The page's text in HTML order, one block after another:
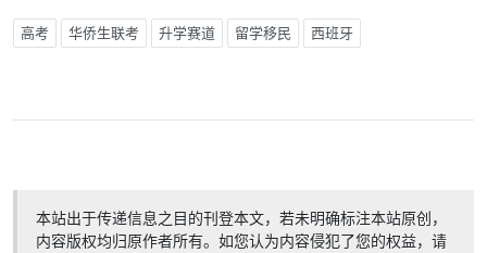
高考 华侨生联考 升学赛道 留学移民 西班牙
本站出于传递信息之目的刊登本文，若未明确标注本站原创，
内容版权均归原作者所有。如您认为内容侵犯了您的权益，请